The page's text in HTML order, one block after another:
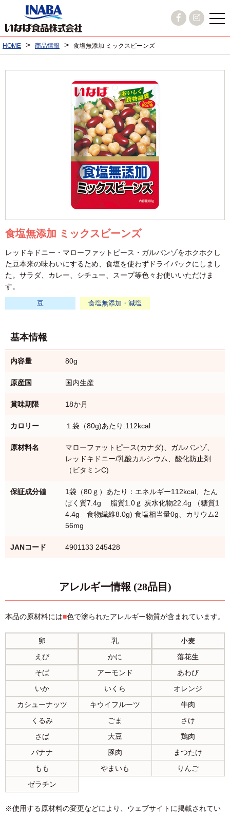
HOME > 商品情報 > 食塩無添加 ミックスビーンズ
食塩無添加 ミックスビーンズ
レッドキドニー・マローファットピース・ガルバンゾをホクホクし
た豆本来の味わいにするため、食塩を使わずドライパックにしまし
た。サラダ、カレー、シチュー、スープ等色々お使いいただけま
す。
豆 食塩無添加・減塩
基本情報
内容量 80g
原産国 国内生産
賞味期限 18か月
カロリー １袋（80g)あたり:112kcal
原材料名
マローファットピース(カナダ)、ガルバンゾ、
レッドキドニー/乳酸カルシウム、酸化防止剤
（ビタミンC)
保証成分値
1袋（80ｇ）あたり：エネルギー112kcal、たん
ぱく質7.4g 脂質1.0ｇ 炭水化物22.4g （糖質1
4.4g 食物繊維8.0g) 食塩相当量0g、カリウム2
56mg
JANコード 4901133 245428
アレルギー情報 (28品目)
本品の原材料には■色で塗られたアレルギー物質が含まれています。
卵 乳
小麦
えび
かに
落花生
そば
アーモンド
あわび
いか
いくら
オレンジ
カシューナッツ
キウイフルーツ
牛肉
くるみ
ごま
さけ
さば
大豆
鶏肉
バナナ
豚肉
まつたけ
もも
やまいも
りんご
ゼラチン
※使用する原材料の変更などにより、ウェブサイトに掲載されてい